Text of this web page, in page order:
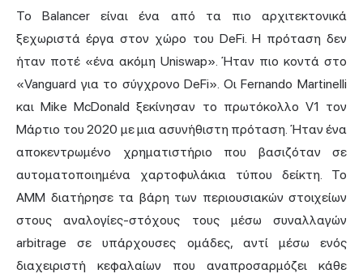
Το Balancer είναι ένα από τα πιο αρχιτεκτονικά
ξεχωριστά έργα στον χώρο του DeFi. Η πρόταση δεν
ήταν ποτέ «ένα ακόμη Uniswap». Ήταν πιο κοντά στο
«Vanguard για το σύγχρονο DeFi». Οι Fernando Martinelli
και Mike McDonald ξεκίνησαν το πρωτόκολλο V1 τον
Μάρτιο του 2020 με μια ασυνήθιστη πρόταση. Ήταν ένα
αποκεντρωμένο χρηματιστήριο που βασιζόταν σε
αυτοματοποιημένα χαρτοφυλάκια τύπου δείκτη. Το
AMM διατήρησε τα βάρη των περιουσιακών στοιχείων
στους αναλογίες-στόχους τους μέσω συναλλαγών
arbitrage σε υπάρχουσες ομάδες, αντί μέσω ενός
διαχειριστή κεφαλαίων που αναπροσαρμόζει κάθε